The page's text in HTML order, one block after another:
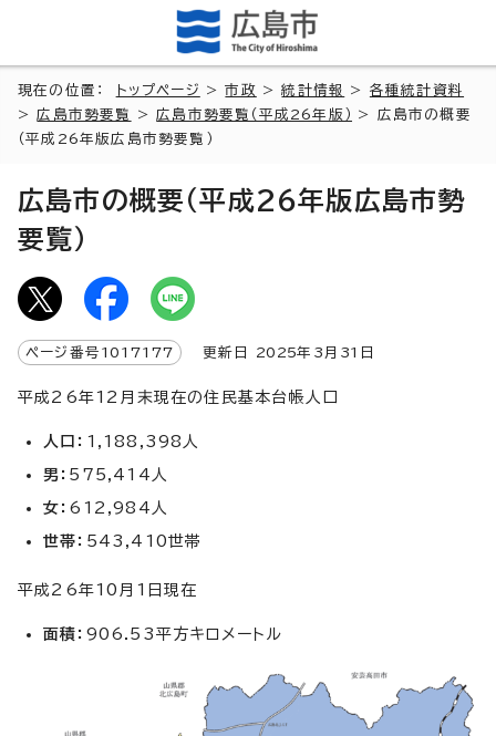
現在の位置： トップページ >市政 >統計情報 > 各種統計資料
>広島市勢要覧 >広島市勢要覧（平成26年版）
> 広島市の概要
（平成26年版広島市勢要覧）
広島市の概要（平成26年版広島市勢
要覧）
ページ番号 1017177 更新日 2025年3月 31 日
平成26年12月末現在の住民基本台帳人口
人口： 1,188,398人
男： 575,414人
女： 612,984人
世帯： 543,410世帯
平成26年10月1日現在
面積： 906.53平方キロメートル